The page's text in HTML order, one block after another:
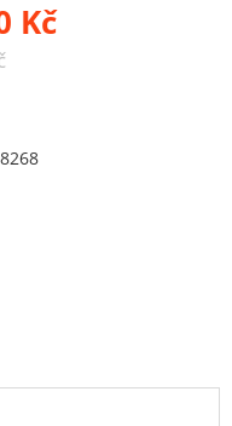
pružiny
kameny
Louny
Kč